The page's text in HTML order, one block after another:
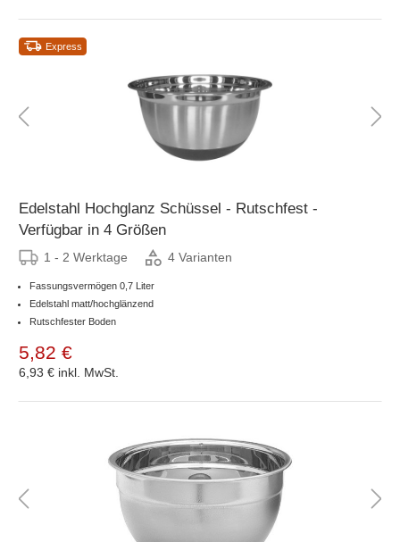
Express
Edelstahl Hochglanz Schüssel - Rutschfest -
Verfügbar in 4 Größen
1 - 2 Werktage 4 Varianten
Fassungsvermögen 0,7 Liter
Edelstahl matt/hochglänzend
Rutschfester Boden
5,82 €
6,93 € inkl. MwSt.